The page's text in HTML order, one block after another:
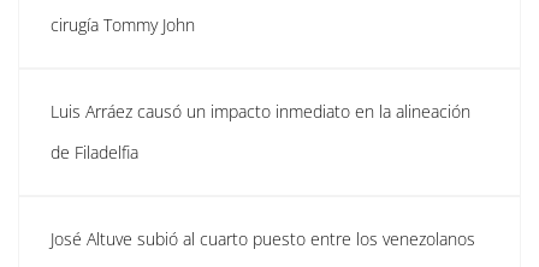
cirugía Tommy John
Luis Arráez causó un impacto inmediato en la alineación
de Filadelfia
José Altuve subió al cuarto puesto entre los venezolanos